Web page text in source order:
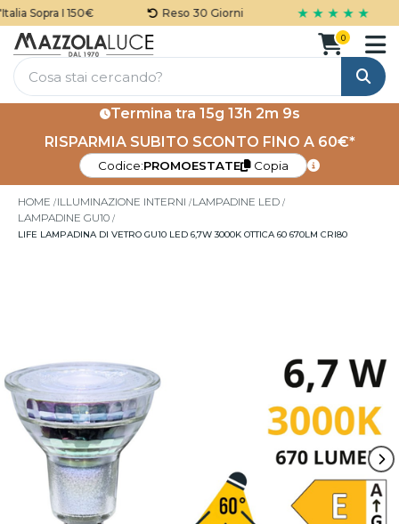
Sopra I 150€ Reso 30 Giorni ★ ★ ★ ★ ★
Cerca
0
Termina tra 15g 13h 2m 9s
RISPARMIA SUBITO SCONTO FINO A 60€*
Codice:PROMOESTATE Copia
HOME ILLUMINAZIONE INTERNI LAMPADINE LED
LAMPADINE GU10
LIFE LAMPADINA DI VETRO GU10 LED 6,7W 3000K OTTICA 60 670LM CRI80